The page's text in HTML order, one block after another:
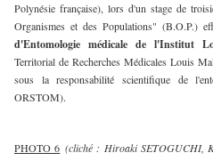
Polynésie française), lors d'un stage de
Organismes et des Populations" (B.O.P.)
d'Entomologie médicale de l'Institut
Territorial de Recherches Médicales Louis
sous la responsabilité scientifique de
ORSTOM).
PHOTO 6 (cliché : Hiroaki SETOGUCHI,